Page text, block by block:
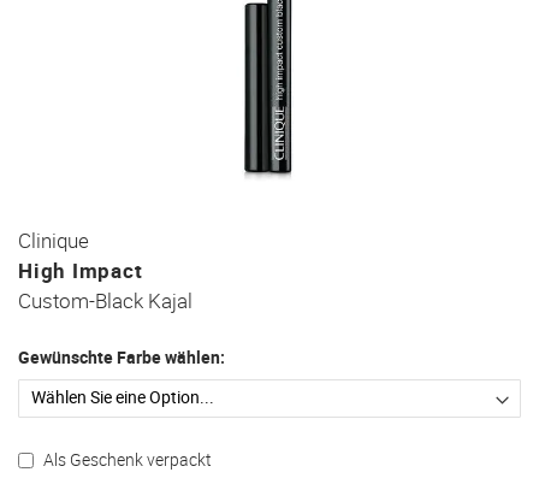
Zum
Anfang
der
Bildgalerie
Clinique
High Impact
Custom-Black Kajal
Gewünschte Farbe wählen:
Als Geschenk verpackt